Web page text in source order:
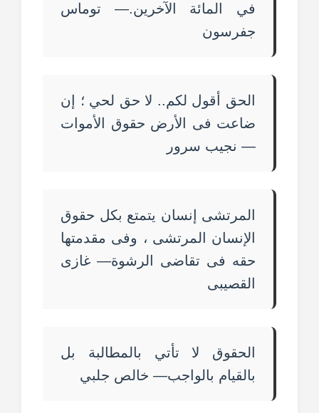
في المائة الآخرين.— توماس
جفرسون
الحق أقول لكم.. لا حق لحي ؛ إن
ضاعت فى الأرض حقوق الأموات
— نجيب سرور
المرتشى إنسان يتمتع بكل حقوق
الإنسان المرتشى ، وفى مقدمتها
حقه فى تقاضى الرشوة— غازى
القصيبى
الحقوق لا تأتي بالمطالبة بل
بالقيام بالواجب— خالص جلبي